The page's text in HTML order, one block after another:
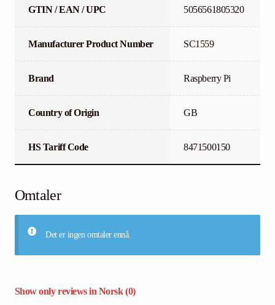
GTIN / EAN / UPC 5056561805320
Manufacturer Product Number SC1559
Brand Raspberry Pi
Country of Origin GB
HS Tariff Code 8471500150
Omtaler
Det er ingen omtaler ennå.
Show only reviews in Norsk (0)